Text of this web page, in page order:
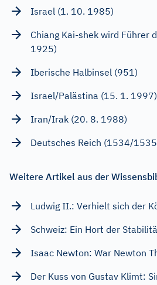
Israel (1. 10. 1985)
Chiang Kai-shek wird Führer
1925)
Iberische Halbinsel (951)
Israel/Palästina (15. 1. 1997)
Iran/Irak (20. 8. 1988)
Deutsches Reich (1534/
Weitere Artikel aus der
Ludwig II.: Verhielt sich der
Schweiz: Ein Hort der
Isaac Newton: War Newton
Der Kuss von Gustav Klimt: